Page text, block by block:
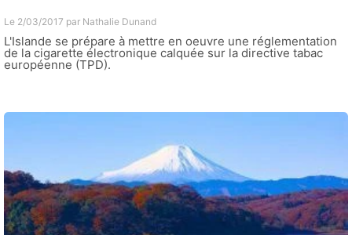
Le 2/03/2017 par Nathalie Dunand
L'Islande se prépare à mettre en oeuvre une réglementation
de la cigarette électronique calquée sur la directive tabac
européenne (TPD).